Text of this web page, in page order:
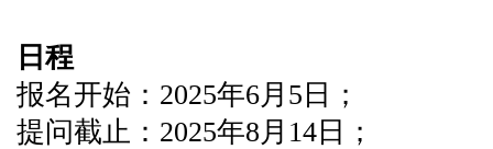
日程
报名开始：2025年6月5日；
提问截止：2025年8月14日；